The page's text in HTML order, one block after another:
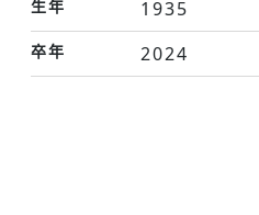
生年
1935
卒年 2024